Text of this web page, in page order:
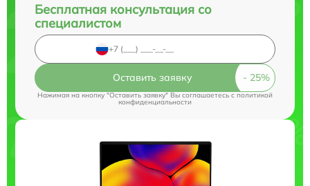
Бесплатная консультация со
специалистом
Оставить заявку
Нажимая на кнопку "Оставить заявку" Вы соглашаетесь cполитикой
конфиденциальности